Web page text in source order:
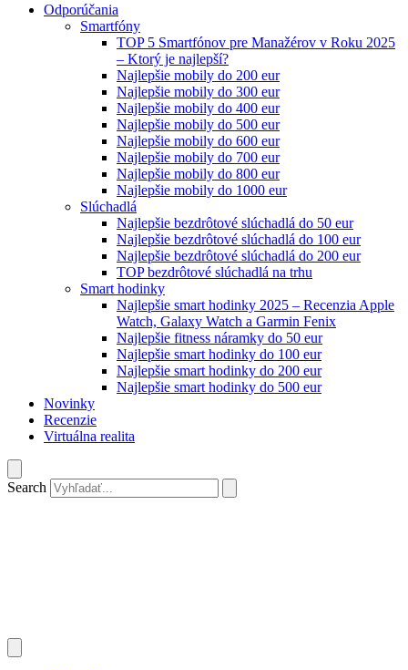
Odporúčania
Smartfóny
TOP 5 Smartfónov pre Manažérov v Roku 2025
– Ktorý je najlepší?
Najlepšie mobily do 200 eur
Najlepšie mobily do 300 eur
Najlepšie mobily do 400 eur
Najlepšie mobily do 500 eur
Najlepšie mobily do 600 eur
Najlepšie mobily do 700 eur
Najlepšie mobily do 800 eur
Najlepšie mobily do 1000 eur
Slúchadlá
Najlepšie bezdrôtové slúchadlá do 50 eur
Najlepšie bezdrôtové slúchadlá do 100 eur
Najlepšie bezdrôtové slúchadlá do 200 eur
TOP bezdrôtové slúchadlá na trhu
Smart hodinky
Najlepšie smart hodinky 2025 – Recenzia Apple
Watch, Galaxy Watch a Garmin Fenix
Najlepšie fitness náramky do 50 eur
Najlepšie smart hodinky do 100 eur
Najlepšie smart hodinky do 200 eur
Najlepšie smart hodinky do 500 eur
Novinky
Recenzie
Virtuálna realita
Search